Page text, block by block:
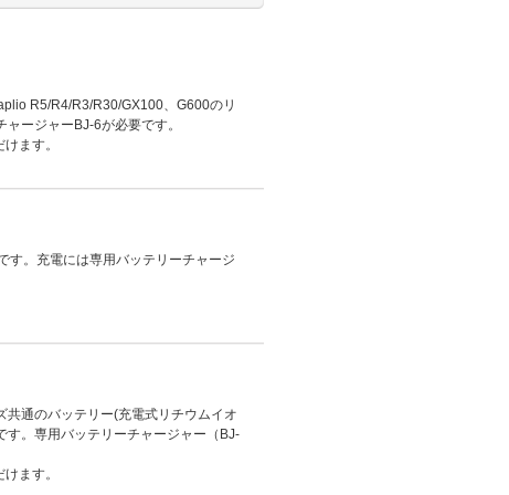
R5/R4/R3/R30/GX100、G600のリ
ージャーBJ-6が必要です。
ます。
す。充電には専用バッテリーチャージ
通のバッテリー(充電式リチウムイオ
。専用バッテリーチャージャー（BJ-
ます。